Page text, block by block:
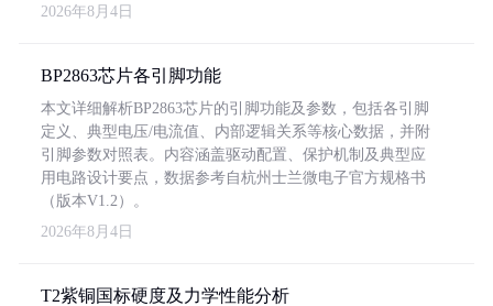
2026年8月4日
BP2863芯片各引脚功能
本文详细解析BP2863芯片的引脚功能及参数，包括各引脚
定义、典型电压/电流值、内部逻辑关系等核心数据，并附
引脚参数对照表。内容涵盖驱动配置、保护机制及典型应
用电路设计要点，数据参考自杭州士兰微电子官方规格书
（版本V1.2）。
2026年8月4日
T2紫铜国标硬度及力学性能分析